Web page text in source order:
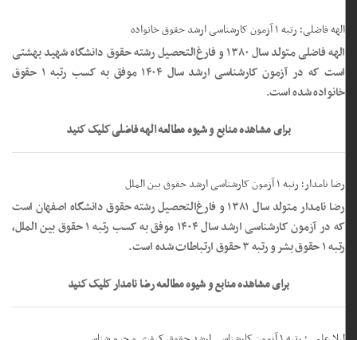
الهه فاضلی؛ رتبه ۱ آزمون کارشناسی ارشد حقوق خانواده
الهه فاضلی متولد سال ۱۳۸۰ و فارغ‌التحصیل رشته حقوق دانشگاه شهید بهشتی
است که در آزمون کارشناسی ارشد سال ۱۴۰۴ موفق به کسب رتبه ۱ حقوق
خانواده شده است.
برای مشاهده منابع و شیوه مطالعه الهه فاضلی کلیک کنید
رضا نامدار؛ رتبه ۱ آزمون کارشناسی ارشد حقوق بین الملل
رضا نامدار متولد سال ۱۳۸۱ و فارغ‌التحصیل رشته حقوق دانشگاه اصفهان است
که در آزمون کارشناسی ارشد سال ۱۴۰۴ موفق به کسب رتبه ۱ حقوق بین الملل،
رتبه ۱ حقوق بشر و رتبه ۳ حقوق ارتباطات شده است.
برای مشاهده منابع و شیوه مطالعه رضا نامدار کلیک کنید